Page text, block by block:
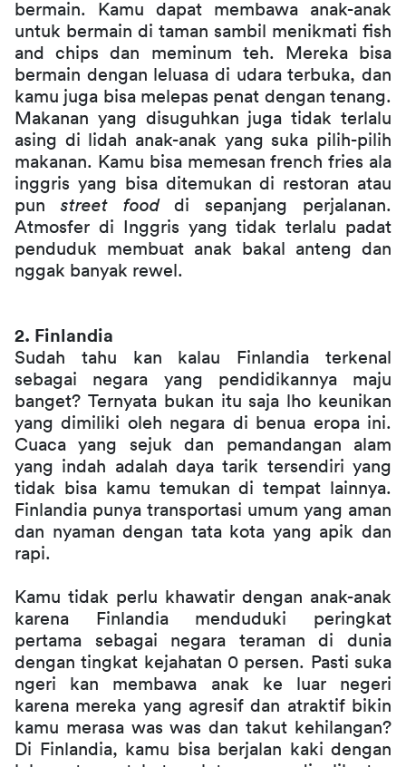
bermain. Kamu dapat membawa anak-anak
untuk bermain di taman sambil menikmati fish
and chips dan meminum teh. Mereka bisa
bermain dengan leluasa di udara terbuka, dan
kamu juga bisa melepas penat dengan tenang.
Makanan yang disuguhkan juga tidak terlalu
asing di lidah anak-anak yang suka pilih-pilih
makanan. Kamu bisa memesan french fries ala
inggris yang bisa ditemukan di restoran atau
pun street food di sepanjang perjalanan.
Atmosfer di Inggris yang tidak terlalu padat
penduduk membuat anak bakal anteng dan
nggak banyak rewel.
2. Finlandia
Sudah tahu kan kalau Finlandia terkenal
sebagai negara yang pendidikannya maju
banget? Ternyata bukan itu saja lho keunikan
yang dimiliki oleh negara di benua eropa ini.
Cuaca yang sejuk dan pemandangan alam
yang indah adalah daya tarik tersendiri yang
tidak bisa kamu temukan di tempat lainnya.
Finlandia punya transportasi umum yang aman
dan nyaman dengan tata kota yang apik dan
rapi.
Kamu tidak perlu khawatir dengan anak-anak
karena Finlandia menduduki peringkat
pertama sebagai negara teraman di dunia
dengan tingkat kejahatan 0 persen. Pasti suka
ngeri kan membawa anak ke luar negeri
karena mereka yang agresif dan atraktif bikin
kamu merasa was was dan takut kehilangan?
Di Finlandia, kamu bisa berjalan kaki dengan